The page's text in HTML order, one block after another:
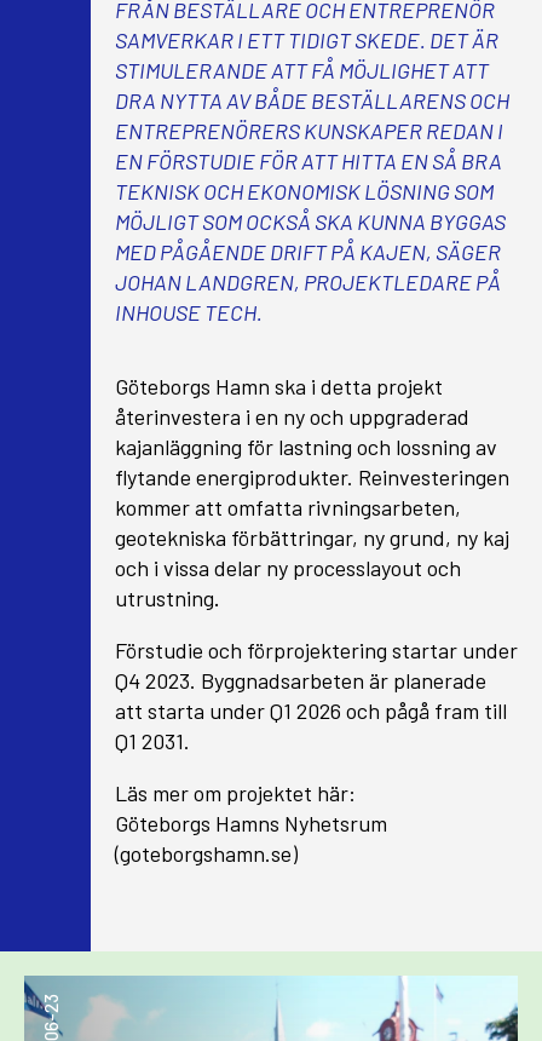
FRÅN BESTÄLLARE OCH ENTREPRENÖR
SAMVERKAR I ETT TIDIGT SKEDE. DET ÄR
STIMULERANDE ATT FÅ MÖJLIGHET ATT
DRA NYTTA AV BÅDE BESTÄLLARENS OCH
ENTREPRENÖRERS KUNSKAPER REDAN I
EN FÖRSTUDIE FÖR ATT HITTA EN SÅ BRA
TEKNISK OCH EKONOMISK LÖSNING SOM
MÖJLIGT SOM OCKSÅ SKA KUNNA BYGGAS
MED PÅGÅENDE DRIFT PÅ KAJEN, SÄGER
JOHAN LANDGREN, PROJEKTLEDARE PÅ
INHOUSE TECH.
Göteborgs Hamn ska i detta projekt
återinvestera i en ny och uppgraderad
kajanläggning för lastning och lossning av
flytande energiprodukter. Reinvesteringen
kommer att omfatta rivningsarbeten,
geotekniska förbättringar, ny grund, ny kaj
och i vissa delar ny processlayout och
utrustning.
Förstudie och förprojektering startar under
Q4 2023. Byggnadsarbeten är planerade
att starta under Q1 2026 och pågå fram till
Q1 2031.
Läs mer om projektet här:
Göteborgs Hamns Nyhetsrum
(goteborgshamn.se)